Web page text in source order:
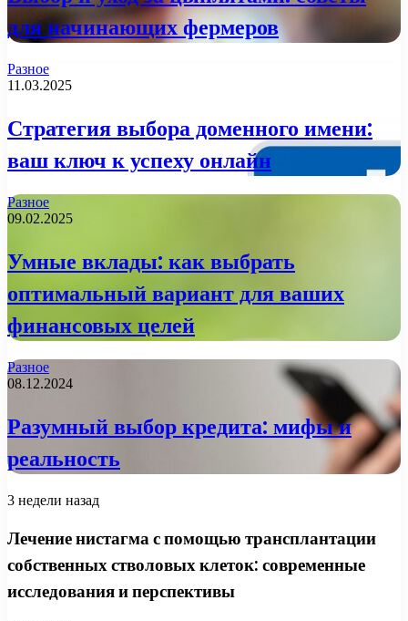
для начинающих фермеров
Разное
11.03.2025
Стратегия выбора доменного имени:
ваш ключ к успеху онлайн
Разное
09.02.2025
Умные вклады: как выбрать
оптимальный вариант для ваших
финансовых целей
Разное
08.12.2024
Разумный выбор кредита: мифы и
реальность
3 недели назад
Лечение нистагма с помощью трансплантации
собственных стволовых клеток: современные
исследования и перспективы